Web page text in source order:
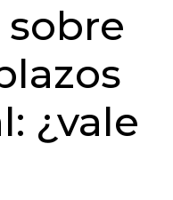
¿vale